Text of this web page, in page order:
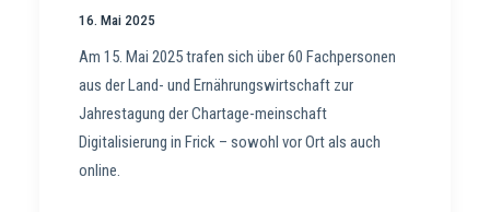
16. Mai 2025
Am 15. Mai 2025 trafen sich über 60 Fachpersonen
aus der Land- und Ernährungswirtschaft zur
Jahrestagung der Chartage-meinschaft
Digitalisierung in Frick – sowohl vor Ort als auch
online.